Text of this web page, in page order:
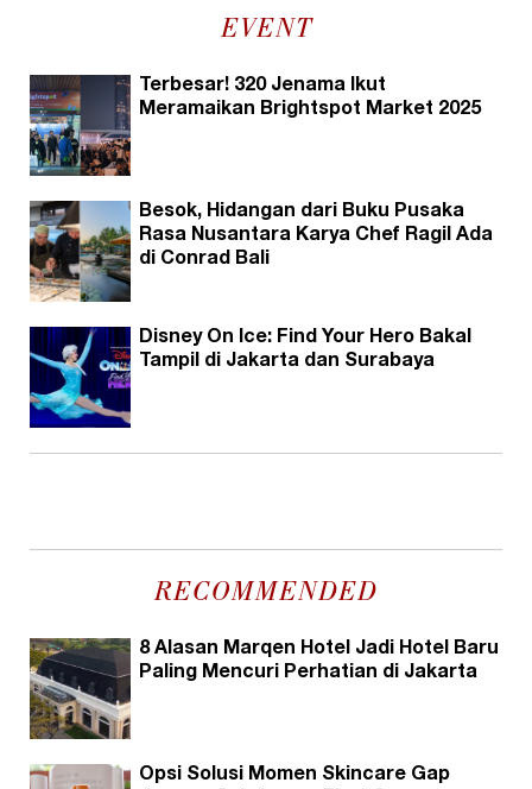
EVENT
Terbesar! 320 Jenama Ikut
Meramaikan Brightspot Market 2025
Besok, Hidangan dari Buku Pusaka
Rasa Nusantara Karya Chef Ragil Ada
di Conrad Bali
Disney On Ice: Find Your Hero Bakal
Tampil di Jakarta dan Surabaya
RECOMMENDED
8 Alasan Marqen Hotel Jadi Hotel Baru
Paling Mencuri Perhatian di Jakarta
Opsi Solusi Momen Skincare Gap